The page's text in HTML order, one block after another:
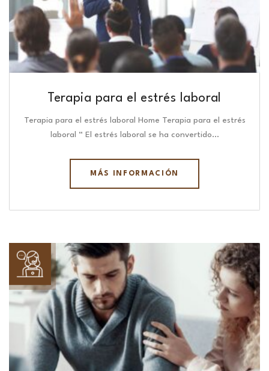
Terapia para el estrés laboral
Terapia para el estrés laboral Home Terapia para el estrés
laboral “ El estrés laboral se ha convertido…
MÁS INFORMACIÓN